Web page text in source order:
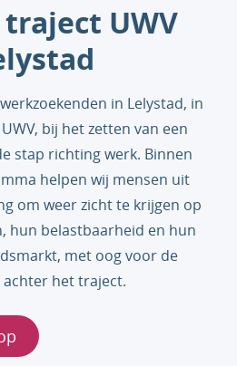
UWV
in Lelystad, in
bij het zetten van een
stap richting werk. Binnen
helpen wij mensen uit
om weer zicht te krijgen op
hun belastbaarheid en hun
met oog voor de
het traject.